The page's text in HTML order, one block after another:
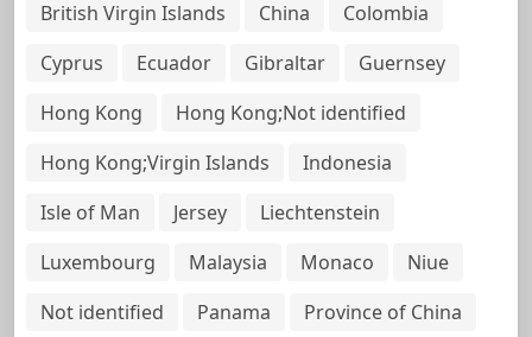
British Virgin Islands
China
Colombia
Cyprus
Ecuador Gibraltar
Guernsey
Hong Kong
Hong Kong;Not identified
Hong Kong;Virgin Islands
Indonesia
Isle of Man
Jersey
Liechtenstein
Luxembourg
Malaysia Monaco
Niue
Not identified
Panama
Province of China